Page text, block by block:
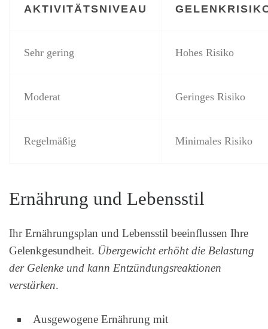
AKTIVITÄTSNIVEAU
Sehr gering Hohes Risiko
Moderat Geringes Risiko
Regelmäßig Minimales Risiko
Ernährung und Lebensstil
Ihr Ernährungsplan und Lebensstil beeinflussen Ihre
Gelenkgesundheit. Übergewicht erhöht die Belastung
der Gelenke und kann Entzündungsreaktionen
verstärken.
Ausgewogene Ernährung mit